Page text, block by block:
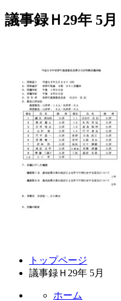
議事録Ｈ29年 5月
トップページ
議事録Ｈ29年 5月
ホーム